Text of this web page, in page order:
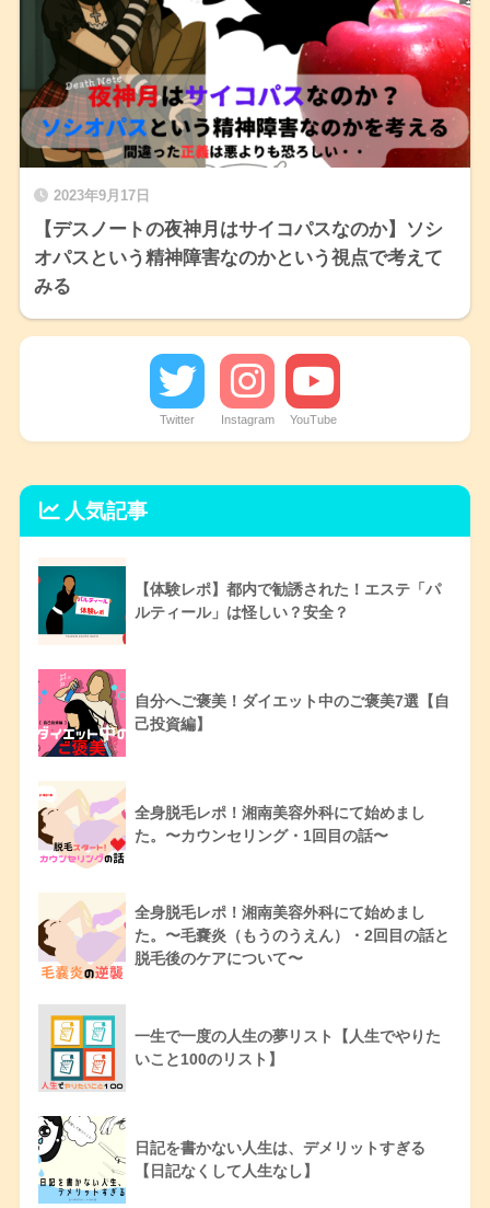
2023年9月17日
【デスノートの夜神月はサイコパスなのか】ソシ
オパスという精神障害なのかという視点で考えて
みる
Twitter Instagram YouTube
人気記事
【体験レポ】都内で勧誘された！エステ「パ
ルティール」は怪しい？安全？
自分へご褒美！ダイエット中のご褒美7選【自
己投資編】
全身脱毛レポ！湘南美容外科にて始めまし
た。〜カウンセリング・1回目の話〜
全身脱毛レポ！湘南美容外科にて始めまし
た。〜毛嚢炎（もうのうえん）・2回目の話と
脱毛後のケアについて〜
一生で一度の人生の夢リスト【人生でやりた
いこと100のリスト】
日記を書かない人生は、デメリットすぎる
【日記なくして人生なし】